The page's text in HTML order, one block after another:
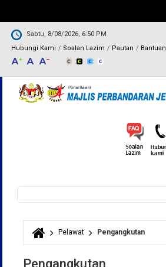
Sabtu, 8/08/2026, 6:50 PM
Hubungi Kami
Soalan Lazim Pautan Bantuan
Borang carian
Anda di sini
Pelawat Pengangkutan
Pengangkutan